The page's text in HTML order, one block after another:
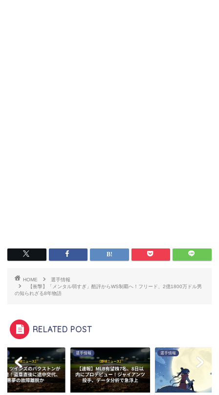
HOME
選手情報
【衝撃】「メンタル弱すぎ」酷評からWS制覇へ！フリード、2億1800万ドル男
の知られざる8年物語
RELATED POST
選手情報 選手情報